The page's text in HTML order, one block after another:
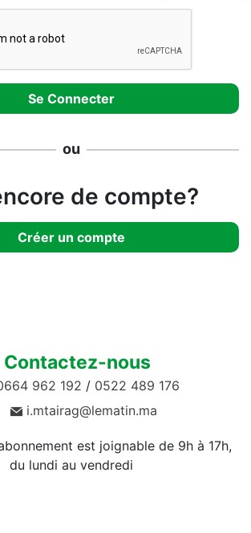
ou
de compte?
Créer un compte
Contactez-nous
962 192 / 0522 489 176
i.mtairag@lematin.ma
est joignable de 9h à 17h,
du lundi au vendredi